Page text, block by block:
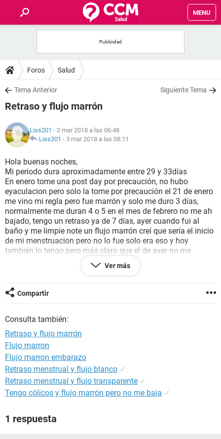
MENU
FOROS
SALUD
NUTRICIÓN
BIENESTAR
SEXUALIDAD
GLOSARIO
Foros Salud
Tema Anterior Siguiente Tema
Retraso y flujo marrón
Liss201 - 2 mar 2018 a las 06:48
Liss201 - 3 mar 2018 a las 08:11
Hola buenas noches,
Mi periodo dura aproximadamente entre 29 y 33días
En enero tome una post day por precaución, no hubo
eyaculacion pero solo la tome por precaución el 21 de enero
me vino mi regla pero fue marrón y solo me duro 3 días,
normalmente me duran 4 o 5 en el mes de febrero no me ah
bajado, tengo un retraso ya de 7 días, ayer cuando fui al
baño y me limpie note un flujo marrón creí que sería el inicio
de mi menstruacion pero no lo fue solo era eso y hoy
también lo tengo pero más claro que el de ayer no me
mancha solo lo veo cuando voy al baño y me limpio,
mantengo relaciones con mi pareja pero no unamos condon
tengo ningún síntoma ni siquiera eh teñido cólicos
premenstruales, a mi me duelen siempre mis senos cada vez
se me ah retrasado tanto mi regla?
Ver más
Compartir
Consulta también:
Retraso y flujo marrón
Flujo marron
Flujo marron embarazo
Retraso menstrual y flujo blanco ✓
Retraso menstrual y flujo transparente ✓
Tengo cólicos y flujo marrón pero no me baja ✓
1 respuesta